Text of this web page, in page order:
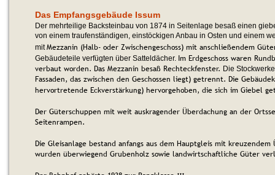
Das Empfangsgebäude Issum
Der mehrteilige Backsteinbau von 1874 in Seitenlage besaß einen
von einem traufenständigen, einstöckigen Anbau in Osten und einem
mit Mezzanin (Halb- oder Zwischengeschoss) mit anschließendem
Gebäudeteile verfügten über Satteldächer. Im Erdgeschoss waren
verbaut worden. Das Mezzanin besaß Rechteckfenster. Die
Fassaden, das zwischen den Geschossen liegt) getrennt. Die
hervortretende Eckverstärkung) hervorgehoben, die sich im Giebel
Der Güterschuppen mit weit auskragender Überdachung an der
Seitenrampen.
Die Gleisanlage bestand anfangs aus dem Hauptgleis mit
wurden überwiegend Grubenholz sowie landwirtschaftliche Güter